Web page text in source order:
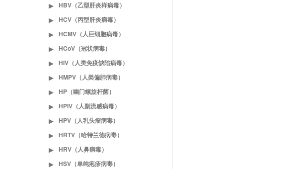
▶
HBV（乙型肝炎样病毒）
▶
HCV（丙型肝炎病毒）
▶
HCMV（人巨细胞病毒）
▶
HCoV（冠状病毒）
▶
HIV（人类免疫缺陷病毒）
▶
HMPV（人类偏肺病毒）
▶
HP（幽门螺旋杆菌）
▶
HPIV（人副流感病毒）
▶
HPV（人乳头瘤病毒）
▶
HRTV（哈特兰德病毒）
▶
HRV（人鼻病毒）
▶
HSV（单纯疱疹病毒）